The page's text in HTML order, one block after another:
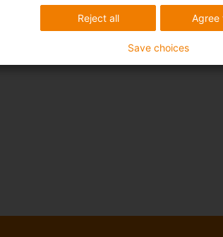
Agree
Reject all
Save choices